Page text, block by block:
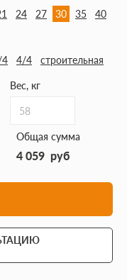
24 27 30 35 40
4/4 строительная
Вес, кг
58
Общая сумма
4 059 руб